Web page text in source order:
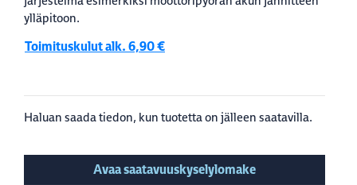
ylläpitoon.
Toimituskulut alk. 6,90 €
Haluan saada tiedon, kun tuotetta on jälleen saatavilla.
Avaa saatavuuskyselylomake